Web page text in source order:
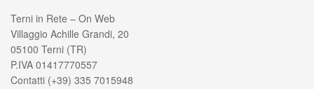
Terni in Rete – On Web
Villaggio Achille Grandi, 20
05100 Terni (TR)
P.IVA 01417770557
Contatti (+39) 335 7015948